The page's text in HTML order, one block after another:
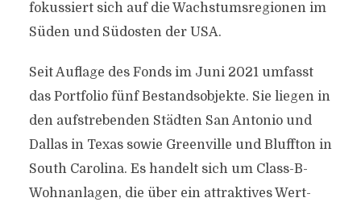
fokussiert sich auf die Wachstumsregionen im
Süden und Südosten der USA.
Seit Auflage des Fonds im Juni 2021 umfasst
das Portfolio fünf Bestandsobjekte. Sie liegen in
den aufstrebenden Städten San Antonio und
Dallas in Texas sowie Greenville und Bluffton in
South Carolina. Es handelt sich um Class-B-
Wohnanlagen, die über ein attraktives Wert-